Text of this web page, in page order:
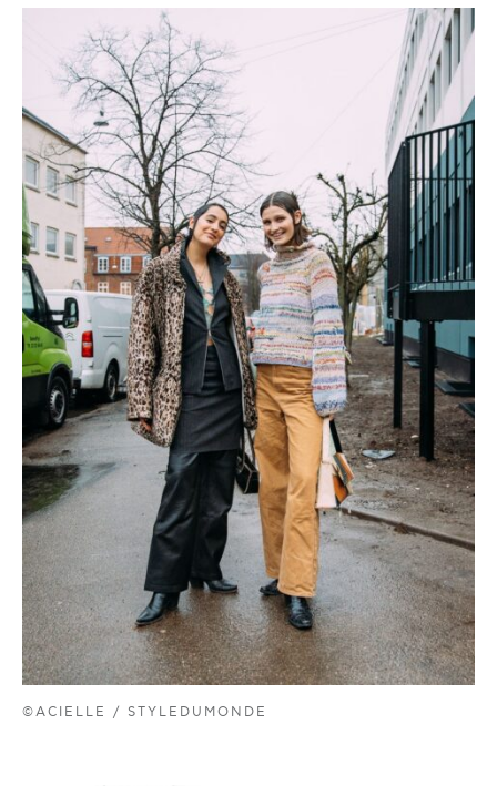
©ACIELLE / STYLEDUMONDE